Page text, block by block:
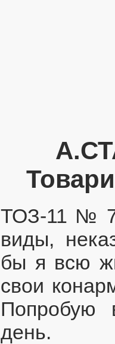
ТОЗ-11 №
виды,
бы я всю
свои
Попробую
день.